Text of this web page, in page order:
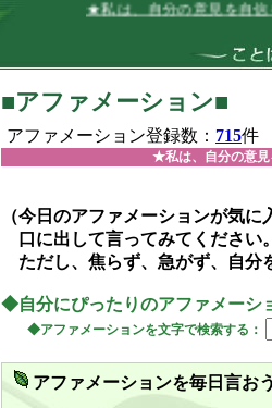
★私は、自分の意見を自信を持って
■アファメーション■
アファメーション登録数： 715件
★私は、自分の意
（今日のアファメーションが気
口に出して言ってみてください
ただし、焦らず、急がず、自分
◆自分にぴったりのアファメーシ
◆アファメーションを文字で検索する：
アファメーションを毎日言お